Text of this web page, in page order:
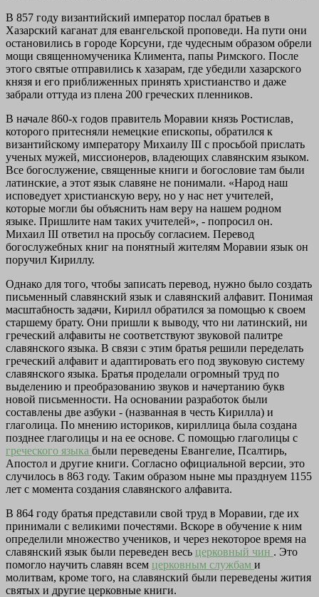
В 857 году византийский император послал братьев в
Хазарский каганат для евангельской проповеди. На пути они
остановились в городе Корсуни, где чудесным образом обрели
мощи священномученика Климента, папы Римского. После
этого святые отправились к хазарам, где убедили хазарского
князя и его приближенных принять христианство и даже
забрали оттуда из плена 200 греческих пленников.
В начале 860-х годов правитель Моравии князь Ростислав,
которого притесняли немецкие епископы, обратился к
византийскому императору Михаилу III с просьбой прислать
ученых мужей, миссионеров, владеющих славянским языком.
Все богослужение, священные книги и богословие там были
латинские, а этот язык славяне не понимали. «Народ наш
исповедует христианскую веру, но у нас нет учителей,
которые могли бы объяснить нам веру на нашем родном
языке. Пришлите нам таких учителей», - попросил он.
Михаил III ответил на просьбу согласием. Перевод
богослужебных книг на понятный жителям Моравии язык он
поручил Кириллу.
Однако для того, чтобы записать перевод, нужно было создать
письменный славянский язык и славянский алфавит. Понимая
масштабность задачи, Кирилл обратился за помощью к своем
старшему брату. Они пришли к выводу, что ни латинский, ни
греческий алфавиты не соответствуют звуковой палитре
славянского языка. В связи с этим братья решили переделать
греческий алфавит и адаптировать его под звуковую систему
славянского языка. Братья проделали огромный труд по
выделению и преобразованию звуков и начертанию букв
новой письменности. На основании разработок были
составлены две азбуки - (названная в честь Кирилла) и
глаголица. По мнению историков, кириллица была создана
позднее глаголицы и на ее основе. С помощью глаголицы с
греческого языка были переведены Евангелие, Псалтирь,
Апостол и другие книги. Согласно официальной версии, это
случилось в 863 году. Таким образом ныне мы празднуем 1155
лет с момента создания славянского алфавита.
В 864 году братья представили свой труд в Моравии, где их
принимали с великими почестями. Вскоре в обучение к ним
определили множество учеников, и через некоторое время на
славянский язык были переведен весь церковный чин . Это
помогло научить славян всем церковным службам и
молитвам, кроме того, на славянский были переведены жития
святых и другие церковные книги.